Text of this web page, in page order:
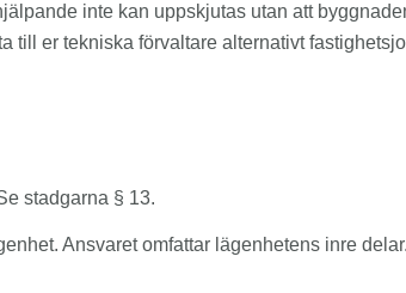
inte kan uppskjutas utan att
till er tekniska förvaltare alternativt
stadgarna § 13.
Ansvaret omfattar lägenhetens inre delar.